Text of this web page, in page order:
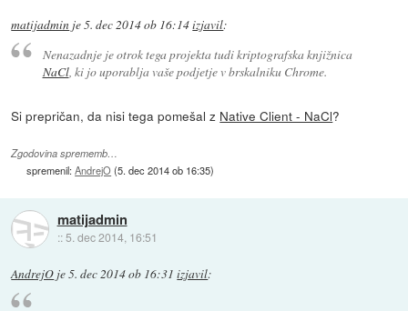
matijadmin je5. dec 2014 ob 16:14izjavil:
Nenazadnje je otrok tega projekta tudi kriptografska knjižnica
NaCl, ki jo uporablja vaše podjetje v brskalniku Chrome.
Si prepričan, da nisi tega pomešal z Native Client - NaCl?
Zgodovina sprememb…
spremenil:AndrejO(5. dec 2014 ob 16:35)
matijadmin
:: 5. dec 2014, 16:51
AndrejO je5. dec 2014 ob 16:31 izjavil: